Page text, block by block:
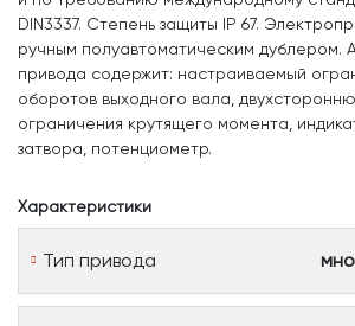
DIN3337. Степень защиты IP 67.
ручным полуавтоматическим дублером.
привода содержит: настраиваемый
оборотов выходного вала,
ограничения крутящего момента,
затвора, потенциометр.
Характеристики
Тип привода